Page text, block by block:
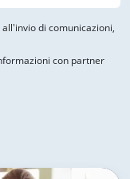
di comunicazioni,
con partner